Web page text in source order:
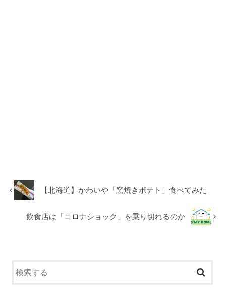
【北海道】かわいや「窯焼きポテト」食べてみた
飲食店は「コロナショック」を乗り切れるのか